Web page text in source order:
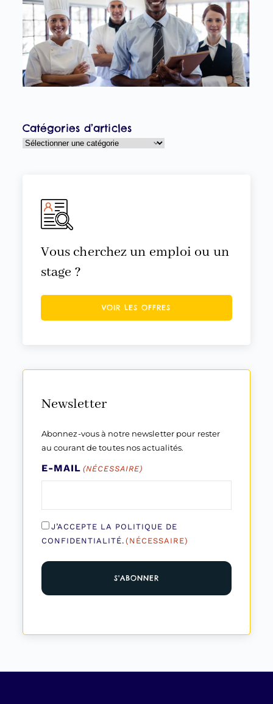
Catégories d’articles
Vous cherchez un emploi ou un
stage ?
VOIR LES OFFRES
Newsletter
Abonnez-vous à notre newsletter pour rester
au courant de toutes nos actualités.
E-MAIL (NÉCESSAIRE)
RGPD
(Nécessaire)
J’ACCEPTE LA POLITIQUE DE
CONFIDENTIALITÉ. (NÉCESSAIRE)